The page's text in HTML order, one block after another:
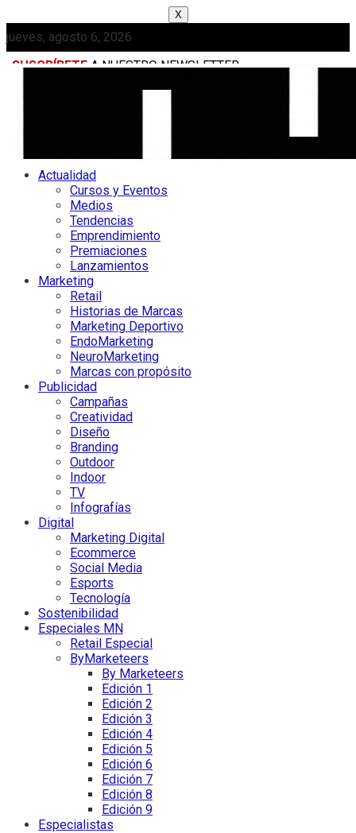
X
jueves, agosto 6, 2026
SUSCRÍBETE A NUESTRO NEWSLETTER
Actualidad
Cursos y Eventos
Medios
Tendencias
Emprendimiento
Premiaciones
Lanzamientos
Marketing
Retail
Historias de Marcas
Marketing Deportivo
EndoMarketing
NeuroMarketing
Marcas con propósito
Publicidad
Campañas
Creatividad
Diseño
Branding
Outdoor
Indoor
TV
Infografías
Digital
Marketing Digital
Ecommerce
Social Media
Esports
Tecnología
Sostenibilidad
Especiales MN
Retail Especial
ByMarketeers
By Marketeers
Edición 1
Edición 2
Edición 3
Edición 4
Edición 5
Edición 6
Edición 7
Edición 8
Edición 9
Especialistas